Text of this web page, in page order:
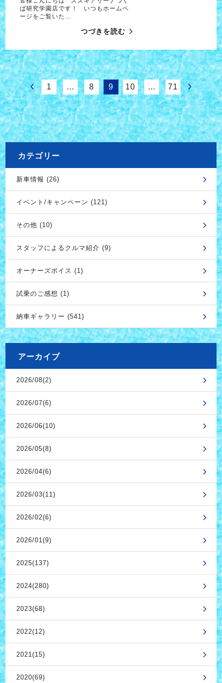
ば研究学園店です！ いつもホームペ
ージをご覧いた…
つづきを読む
1 … 8 9 10 … 71
カテゴリー
新車情報 (26)
イベント/キャンペーン (121)
その他 (10)
スタッフによるクルマ紹介 (9)
オーナーズボイス (1)
試乗のご感想 (1)
納車ギャラリー (541)
アーカイブ
2026/08(2)
2026/07(6)
2026/06(10)
2026/05(8)
2026/04(6)
2026/03(11)
2026/02(6)
2026/01(9)
2025(137)
2024(280)
2023(68)
2022(12)
2021(15)
2020(69)